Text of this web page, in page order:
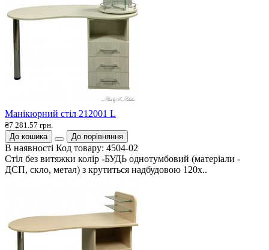
Манікюрний стіл 212001 L
₴7 281.57 грн.
До кошика
До порівняння
В наявності Код товару: 4504-02
Стіл без витяжки колір -БУДЬ однотумбовий (матеріали -
ДСП, скло, метал) з крутиться надбудовою 120х..